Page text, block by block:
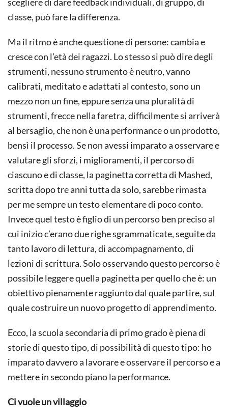
classe, può fare la differenza.
Ma il ritmo è anche questione di persone: cambia e
cresce con l’età dei ragazzi. Lo stesso si può dire degli
strumenti, nessuno strumento è neutro, vanno
calibrati, meditato e adattati al contesto, sono un
mezzo non un fine, eppure senza una pluralità di
strumenti, frecce nella faretra, difficilmente si arriverà
al bersaglio, che non è una performance o un prodotto,
bensì il processo. Se non avessi imparato a osservare e
valutare gli sforzi, i miglioramenti, il percorso di
ciascuno e di classe, la paginetta corretta di Mashed,
scritta dopo tre anni tutta da solo, sarebbe rimasta
per me sempre un testo elementare di poco conto.
Invece quel testo è figlio di un percorso ben preciso al
cui inizio c’erano due righe sgrammaticate, seguite da
tanto lavoro di lettura, di accompagnamento, di
lezioni di scrittura. Solo osservando questo percorso è
possibile leggere quella paginetta per quello che è: un
obiettivo pienamente raggiunto dal quale partire, sul
quale costruire un nuovo progetto di apprendimento.
Ecco, la scuola secondaria di primo grado è piena di
storie di questo tipo, di possibilità di questo tipo: ho
imparato davvero a lavorare e osservare il percorso e a
mettere in secondo piano la performance.
Ci vuole un villaggio